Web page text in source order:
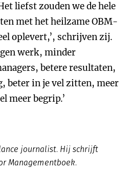
liefst zouden we de hele
met het heilzame OBM-
oplevert,’, schrijven zij.
werk, minder
betere resultaten,
beter in je vel zitten, meer
meer begrip.’
journalist. Hij schrijft
Managementboek.